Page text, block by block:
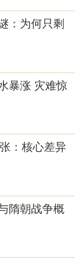
：为何只剩
暴涨 灾难惊
：核心差异
隋朝战争概